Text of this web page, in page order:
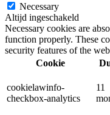
Necessary
Altijd ingeschakeld
Necessary cookies are
function properly. These
security features of the
Cookie
cookielawinfo-
checkbox-analytics
11